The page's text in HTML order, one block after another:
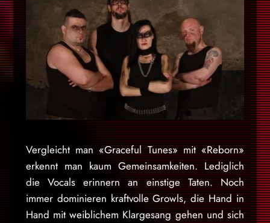
Vergleicht man «Graceful Tunes» mit «Reborn»
erkennt man kaum Gemeinsamkeiten. Lediglich
die Vocals erinnern an einstige Taten. Noch
immer dominieren kraftvolle Growls, die Hand in
Hand mit weiblichem Klargesang gehen und sich